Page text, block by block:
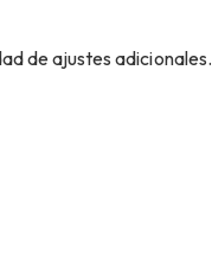
de ajustes adicionales.